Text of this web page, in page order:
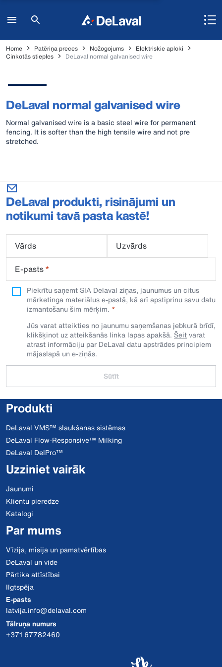
Home Patēriņa preces Nožogojums
Elektriskie aploki
Cinkotās stieples
DeLaval normal galvanised wire
DeLaval normal galvanised wire
Normal galvanised wire is a basic steel wire for permanent
fencing. It is softer than the high tensile wire and not pre
stretched.
DeLaval produkti, risinājumi un
notikumi tavā pasta kastē!
Vārds
Uzvārds
E-pasts*
Piekrītu saņemt SIA Delaval ziņas, jaunumus un citus
mārketinga materiālus e-pastā, kā arī apstiprinu savu datu
izmantošanu šim mērķim.
Jūs varat atteikties no jaunumu saņemšanas jebkurā brīdī,
klikšķinot uz atteikšanās linka lapas apakšā. Šeitvarat
atrast informāciju par DeLaval datu apstrādes principiem
mājaslapā un e-ziņās.
Sūtīt
Produkti
DeLaval VMS™ slaukšanas sistēmas
DeLaval Flow-Responsive™ Milking
DeLaval DelPro™
Uzziniet vairāk
Jaunumi
Klientu pieredze
Katalogi
Par mums
Vīzija, misija un pamatvērtības
DeLaval un vide
Pārtika attīstībai
Ilgtspēja
E-pasts
latvija.info@delaval.com
Tālruņa numurs
+371 67782460